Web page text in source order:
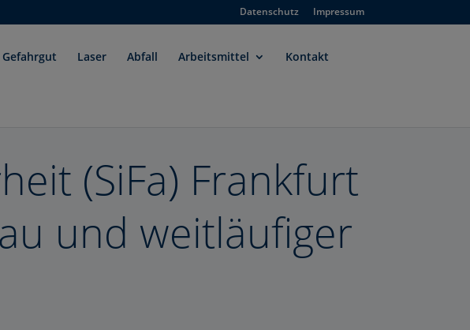
Datenschutz Impressum
Gefahrgut Laser Abfall Arbeitsmittel Kontakt
(SiFa) Frankfurt
und weitläufiger